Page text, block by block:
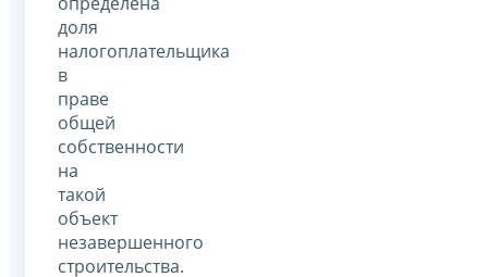
доля
налогоплательщика
в
праве
общей
собственности
на
такой
объект
незавершенного
строительства.